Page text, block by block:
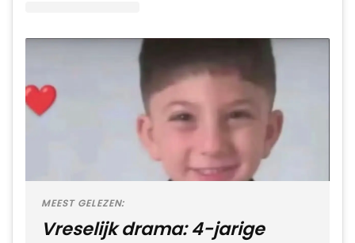
MEEST GELEZEN:
Vreselijk drama: 4-jarige